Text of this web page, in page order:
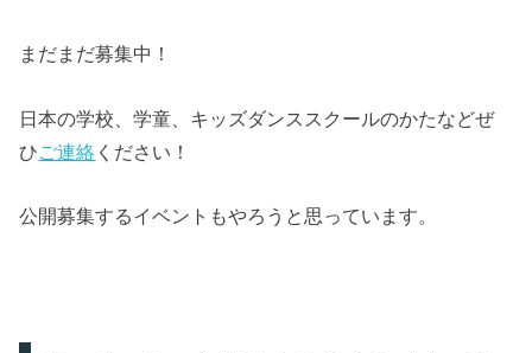
まだまだ募集中！
日本の学校、学童、キッズダンススクールのかたなどぜ
ひ ご連絡 ください！
公開募集するイベントもやろうと思っています。